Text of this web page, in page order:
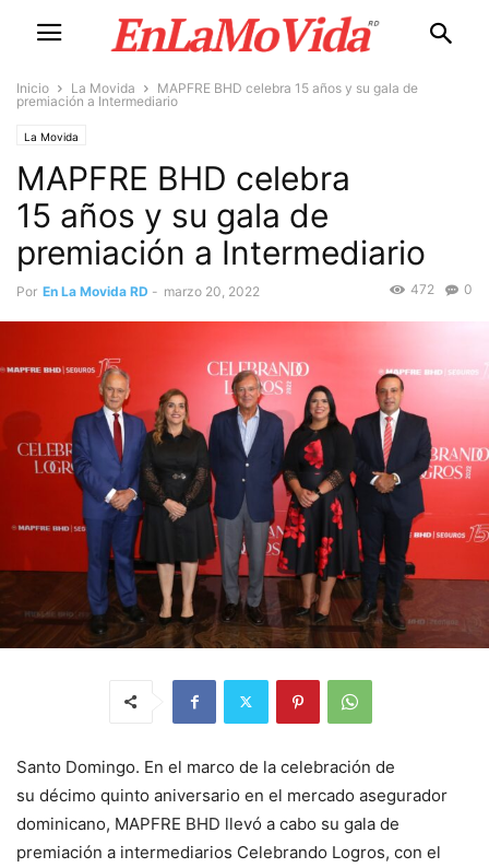
Inicio La Movida
MAPFRE BHD celebra 15 años y su gala de
premiación a Intermediario
La Movida
MAPFRE BHD celebra
15 años y su gala de
premiación a Intermediario
Por En La Movida RD - marzo 20, 2022 0
472
Santo Domingo. En el marco de la celebración de
su décimo quinto aniversario en el mercado asegurador
dominicano, MAPFRE BHD llevó a cabo su gala de
premiación a intermediarios Celebrando Logros, con el